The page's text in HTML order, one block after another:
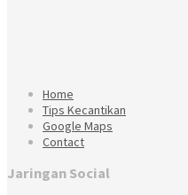
Home
Tips Kecantikan
Google Maps
Contact
Jaringan Social